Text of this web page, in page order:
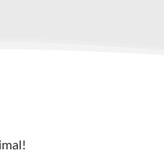
rumah. Dengan paket ini,